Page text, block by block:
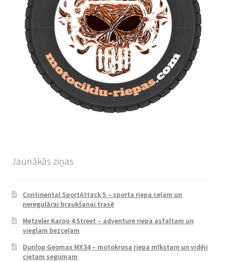
Jaunākās ziņas
Continental SportAttack 5 – sporta riepa ceļam un
neregulārai braukšanai trasē
Metzeler Karoo 4 Street – adventure riepa asfaltam un
vieglam bezceļam
Dunlop Geomax MX34 – motokrosa riepa mīkstam un vidēji
cietam segumam